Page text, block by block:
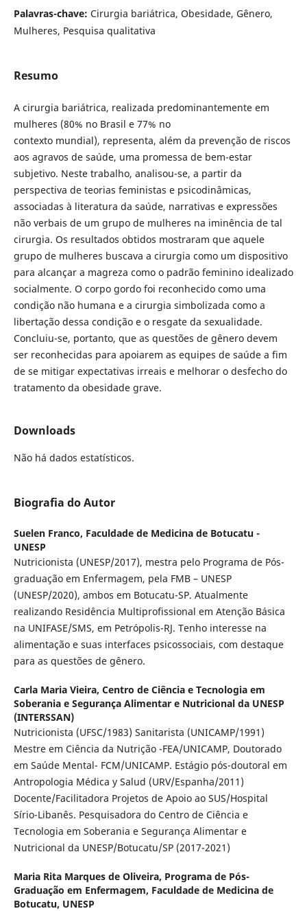
Palavras-chave: Cirurgia bariátrica, Obesidade, Gênero,
Mulheres, Pesquisa qualitativa
Resumo
A cirurgia bariátrica, realizada predominantemente em
mulheres (80% no Brasil e 77% no
contexto mundial), representa, além da prevenção de riscos
aos agravos de saúde, uma promessa de bem-estar
subjetivo. Neste trabalho, analisou-se, a partir da
perspectiva de teorias feministas e psicodinâmicas,
associadas à literatura da saúde, narrativas e expressões
não verbais de um grupo de mulheres na iminência de tal
cirurgia. Os resultados obtidos mostraram que aquele
grupo de mulheres buscava a cirurgia como um dispositivo
para alcançar a magreza como o padrão feminino idealizado
socialmente. O corpo gordo foi reconhecido como uma
condição não humana e a cirurgia simbolizada como a
libertação dessa condição e o resgate da sexualidade.
Concluiu-se, portanto, que as questões de gênero devem
ser reconhecidas para apoiarem as equipes de saúde a fim
de se mitigar expectativas irreais e melhorar o desfecho do
tratamento da obesidade grave.
Downloads
Não há dados estatísticos.
Biografia do Autor
Suelen Franco, Faculdade de Medicina de Botucatu -
UNESP
Nutricionista (UNESP/2017), mestra pelo Programa de Pós-
graduação em Enfermagem, pela FMB – UNESP
(UNESP/2020), ambos em Botucatu-SP. Atualmente
realizando Residência Multiprofissional em Atenção Básica
na UNIFASE/SMS, em Petrópolis-RJ. Tenho interesse na
alimentação e suas interfaces psicossociais, com destaque
para as questões de gênero.
Carla Maria Vieira, Centro de Ciência e Tecnologia em
Soberania e Segurança Alimentar e Nutricional da UNESP
(INTERSSAN)
Nutricionista (UFSC/1983) Sanitarista (UNICAMP/1991)
Mestre em Ciência da Nutrição -FEA/UNICAMP, Doutorado
em Saúde Mental- FCM/UNICAMP. Estágio pós-doutoral em
Antropologia Médica y Salud (URV/Espanha/2011)
Docente/Facilitadora Projetos de Apoio ao SUS/Hospital
Sírio-Libanês. Pesquisadora do Centro de Ciência e
Tecnologia em Soberania e Segurança Alimentar e
Nutricional da UNESP/Botucatu/SP (2017-2021)
Maria Rita Marques de Oliveira, Programa de Pós-
Graduação em Enfermagem, Faculdade de Medicina de
Botucatu, UNESP